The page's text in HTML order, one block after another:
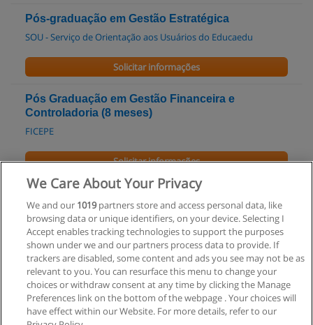
Pós-graduação em Gestão Estratégica
SOU - Serviço de Orientação aos Usuários do Educaedu
Solicitar informações
Pós Graduação em Gestão Financeira e
Controladoria (8 meses)
FICEPE
Solicitar informações
Curso online de Estratégia de Operações em
Serviços Bancários
FGV - Fundação Getúlio Vargas - São Paulo
Solicitar informações
We Care About Your Privacy
We and our 1019partners store and access personal data, like
browsing data or unique identifiers, on your device. Selecting I
Accept enables tracking technologies to support the purposes
shown under we and our partners process data to provide. If
trackers are disabled, some content and ads you see may not be as
relevant to you. You can resurface this menu to change your
choices or withdraw consent at any time by clicking the Manage
Preferences link on the bottom of the webpage . Your choices will
have effect within our Website. For more details, refer to our